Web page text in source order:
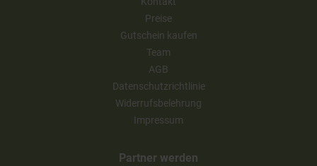
Preise
Gutschein kaufen
Team
AGB
Datenschutzrichtlinie
Widerrufsbelehrung
Impressum
Partner werden